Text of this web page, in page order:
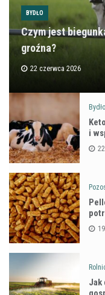
BYDŁO
Czym jest
groźna?
22 czerwca 2026
Bydło
i
Jak